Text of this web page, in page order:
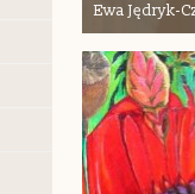
Ewa Jędryk-